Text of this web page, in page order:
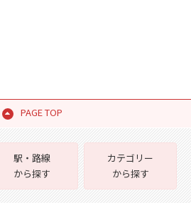
PAGE TOP
駅・路線
から探す
カテゴリー
から探す